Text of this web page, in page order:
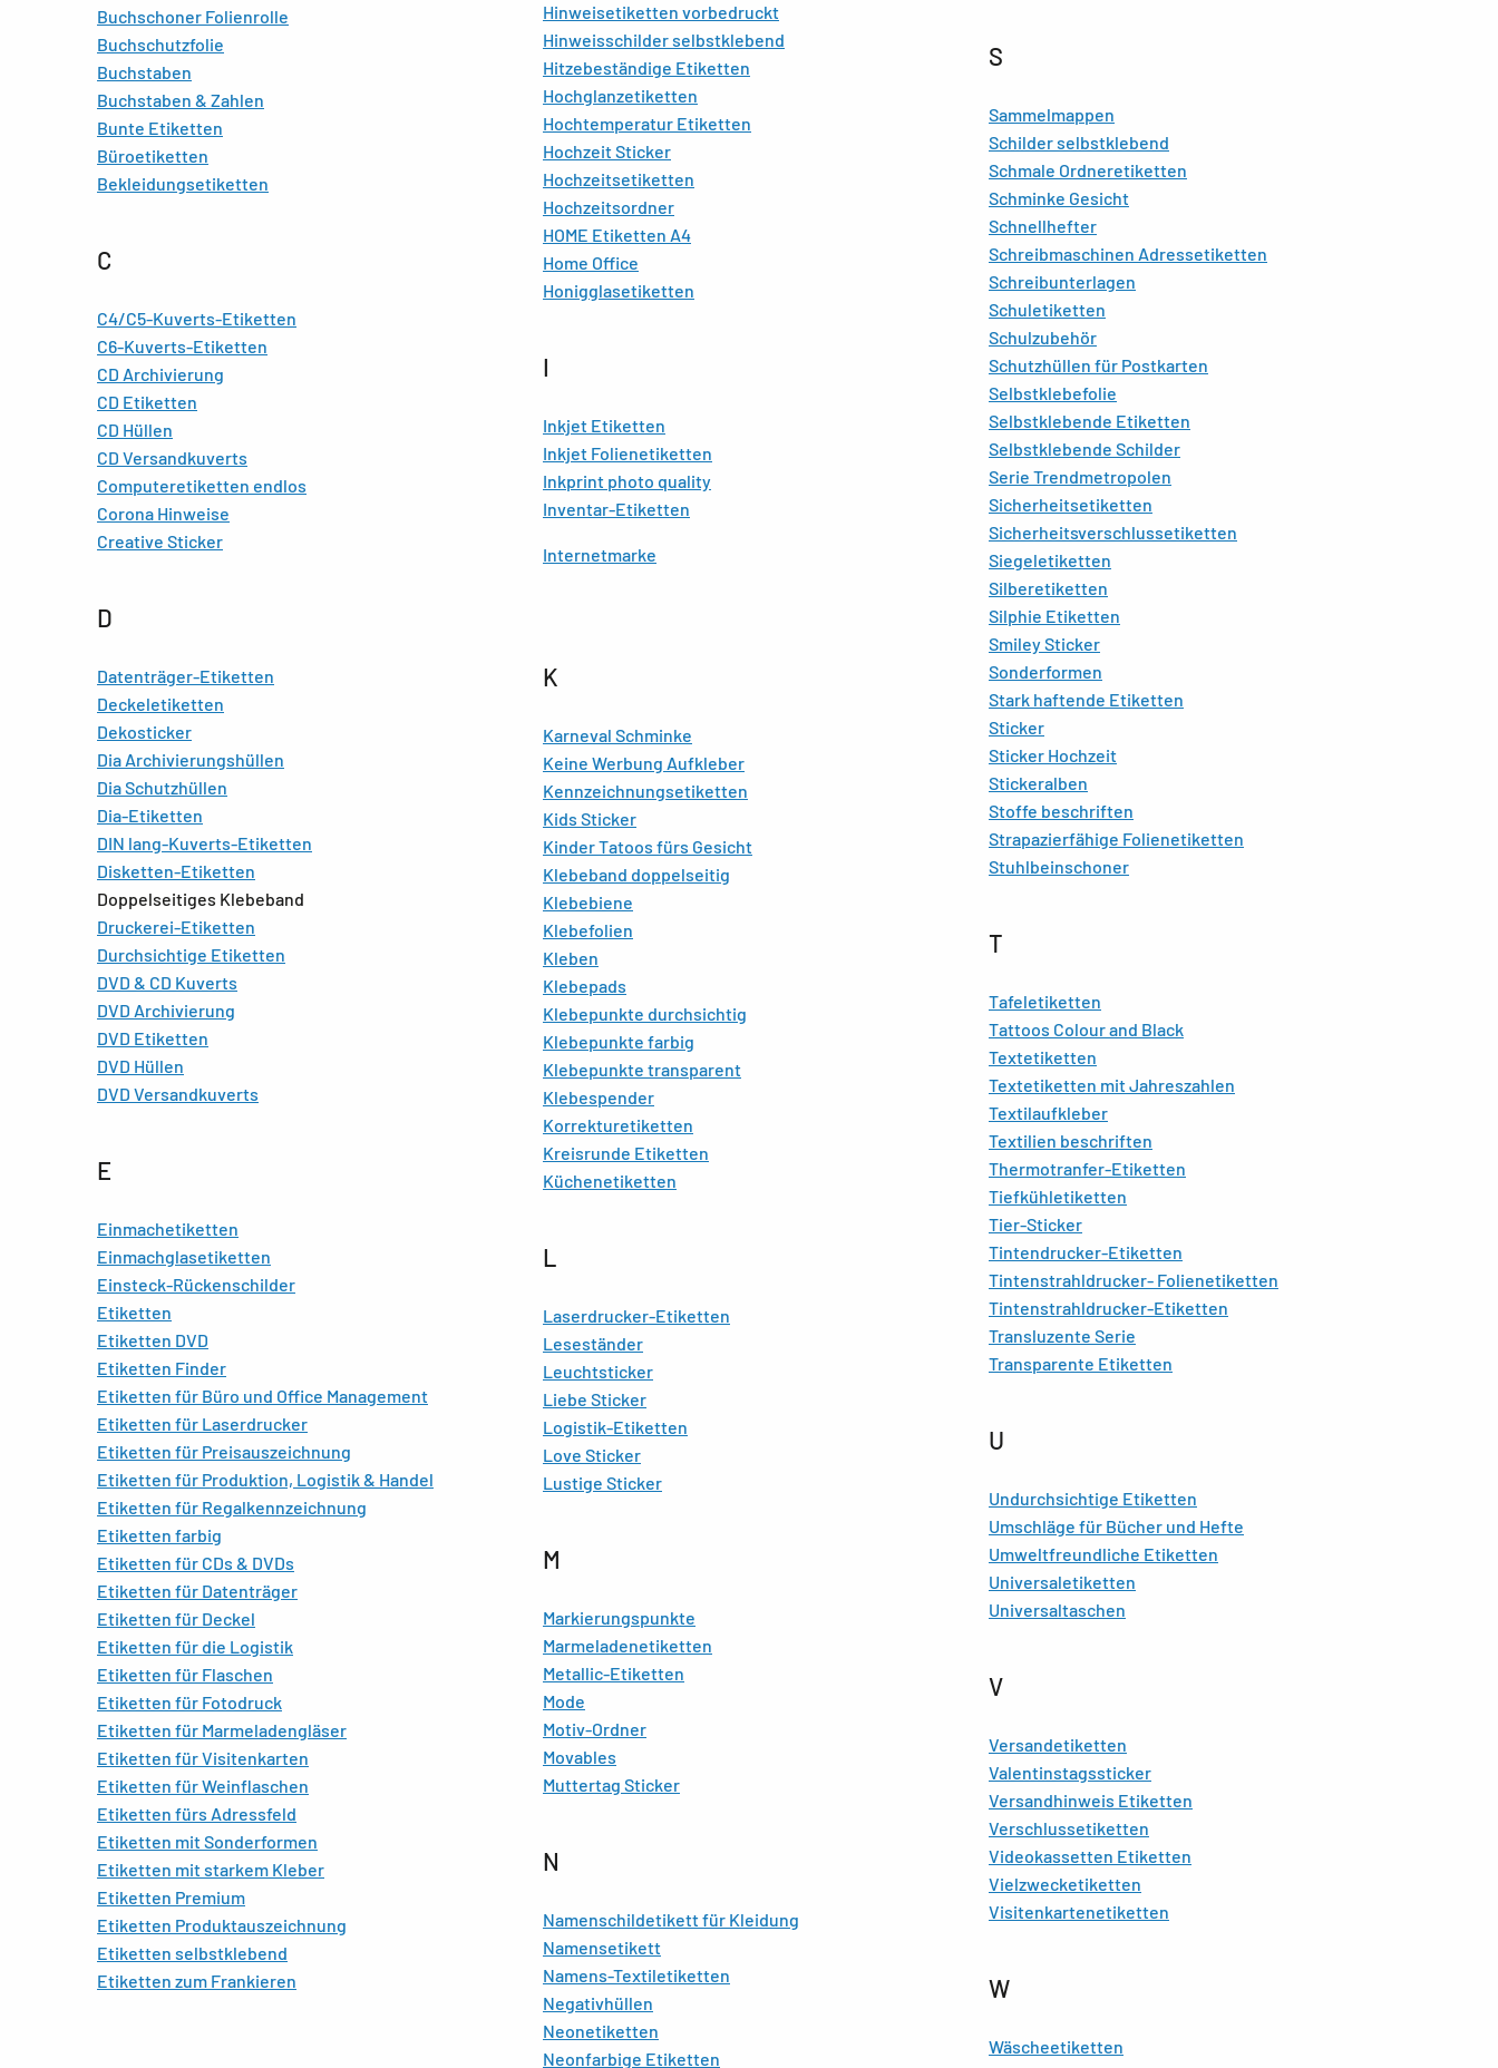
Buchschoner Folienrolle
Buchschutzfolie
Buchstaben
Buchstaben & Zahlen
Bunte Etiketten
Büroetiketten
Bekleidungsetiketten
C
C4/C5-Kuverts-Etiketten
C6-Kuverts-Etiketten
CD Archivierung
CD Etiketten
CD Hüllen
CD Versandkuverts
Computeretiketten endlos
Corona Hinweise
Creative Sticker
D
Datenträger-Etiketten
Deckeletiketten
Dekosticker
Dia Archivierungshüllen
Dia Schutzhüllen
Dia-Etiketten
DIN lang-Kuverts-Etiketten
Disketten-Etiketten
Doppelseitiges Klebeband
Druckerei-Etiketten
Durchsichtige Etiketten
DVD & CD Kuverts
DVD Archivierung
DVD Etiketten
DVD Hüllen
DVD Versandkuverts
E
Einmachetiketten
Einmachglasetiketten
Einsteck-Rückenschilder
Etiketten
Etiketten DVD
Etiketten Finder
Etiketten für Büro und Office Management
Etiketten für Laserdrucker
Etiketten für Preisauszeichnung
Etiketten für Produktion, Logistik & Handel
Etiketten für Regalkennzeichnung
Etiketten farbig
Etiketten für CDs & DVDs
Etiketten für Datenträger
Etiketten für Deckel
Etiketten für die Logistik
Etiketten für Flaschen
Etiketten für Fotodruck
Etiketten für Marmeladengläser
Etiketten für Visitenkarten
Etiketten für Weinflaschen
Etiketten fürs Adressfeld
Etiketten mit Sonderformen
Etiketten mit starkem Kleber
Etiketten Premium
Etiketten Produktauszeichnung
Etiketten selbstklebend
Etiketten zum Frankieren
Hinweisetiketten vorbedruckt
Hinweisschilder selbstklebend
Hitzebeständige Etiketten
Hochglanzetiketten
Hochtemperatur Etiketten
Hochzeit Sticker
Hochzeitsetiketten
Hochzeitsordner
HOME Etiketten A4
Home Office
Honigglasetiketten
I
Inkjet Etiketten
Inkjet Folienetiketten
Inkprint photo quality
Inventar-Etiketten
Internetmarke
K
Karneval Schminke
Keine Werbung Aufkleber
Kennzeichnungsetiketten
Kids Sticker
Kinder Tatoos fürs Gesicht
Klebeband doppelseitig
Klebebiene
Klebefolien
Kleben
Klebepads
Klebepunkte durchsichtig
Klebepunkte farbig
Klebepunkte transparent
Klebespender
Korrekturetiketten
Kreisrunde Etiketten
Küchenetiketten
L
Laserdrucker-Etiketten
Leseständer
Leuchtsticker
Liebe Sticker
Logistik-Etiketten
Love Sticker
Lustige Sticker
M
Markierungspunkte
Marmeladenetiketten
Metallic-Etiketten
Mode
Motiv-Ordner
Movables
Muttertag Sticker
N
Namenschildetikett für Kleidung
Namensetikett
Namens-Textiletiketten
Negativhüllen
Neonetiketten
Neonfarbige Etiketten
S
Sammelmappen
Schilder selbstklebend
Schmale Ordneretiketten
Schminke Gesicht
Schnellhefter
Schreibmaschinen Adressetiketten
Schreibunterlagen
Schuletiketten
Schulzubehör
Schutzhüllen für Postkarten
Selbstklebefolie
Selbstklebende Etiketten
Selbstklebende Schilder
Serie Trendmetropolen
Sicherheitsetiketten
Sicherheitsverschlussetiketten
Siegeletiketten
Silberetiketten
Silphie Etiketten
Smiley Sticker
Sonderformen
Stark haftende Etiketten
Sticker
Sticker Hochzeit
Stickeralben
Stoffe beschriften
Strapazierfähige Folienetiketten
Stuhlbeinschoner
T
Tafeletiketten
Tattoos Colour and Black
Textetiketten
Textetiketten mit Jahreszahlen
Textilaufkleber
Textilien beschriften
Thermotranfer-Etiketten
Tiefkühletiketten
Tier-Sticker
Tintendrucker-Etiketten
Tintenstrahldrucker- Folienetiketten
Tintenstrahldrucker-Etiketten
Transluzente Serie
Transparente Etiketten
U
Undurchsichtige Etiketten
Umschläge für Bücher und Hefte
Umweltfreundliche Etiketten
Universaletiketten
Universaltaschen
V
Versandetiketten
Valentinstagssticker
Versandhinweis Etiketten
Verschlussetiketten
Videokassetten Etiketten
Vielzwecketiketten
Visitenkartenetiketten
W
Wäscheetiketten